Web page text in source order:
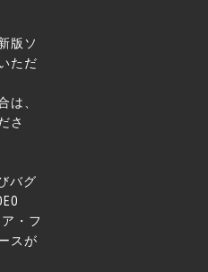
版ソ
ただ
は、
さ
バグ
・フ
スが